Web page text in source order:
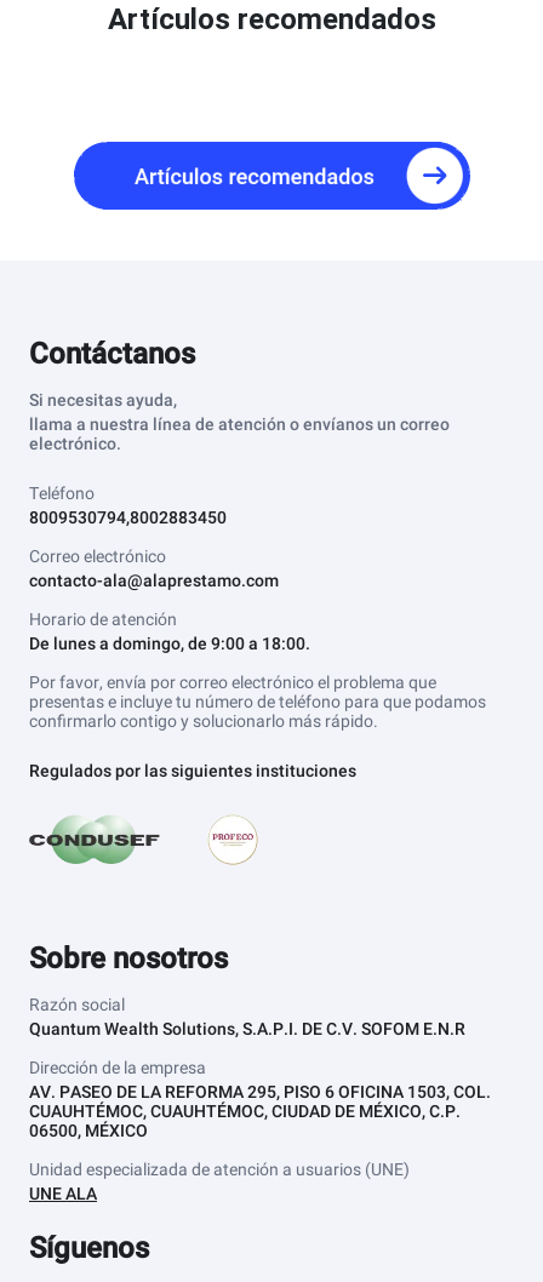
Artículos recomendados
Contáctanos
Si necesitas ayuda,
llama a nuestra línea de atención o envíanos un correo
electrónico.
Teléfono
8009530794,8002883450
Correo electrónico
contacto-ala@alaprestamo.com
Horario de atención
De lunes a domingo, de 9:00 a 18:00.
Por favor, envía por correo electrónico el problema que
presentas e incluye tu número de teléfono para que podamos
confirmarlo contigo y solucionarlo más rápido.
Regulados por las siguientes instituciones
Sobre nosotros
Razón social
Quantum Wealth Solutions, S.A.P.I. DE C.V. SOFOM E.N.R
Dirección de la empresa
AV. PASEO DE LA REFORMA 295, PISO 6 OFICINA 1503, COL.
CUAUHTÉMOC, CUAUHTÉMOC, CIUDAD DE MÉXICO, C.P.
06500, MÉXICO
Unidad especializada de atención a usuarios (UNE)
UNE ALA
Síguenos